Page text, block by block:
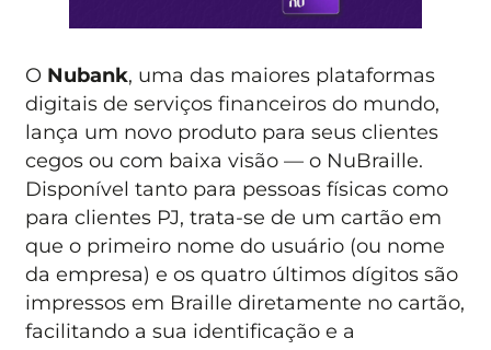
O Nubank, uma das maiores plataformas
digitais de serviços financeiros do mundo,
lança um novo produto para seus clientes
cegos ou com baixa visão — o NuBraille.
Disponível tanto para pessoas físicas como
para clientes PJ, trata-se de um cartão em
que o primeiro nome do usuário (ou nome
da empresa) e os quatro últimos dígitos são
impressos em Braille diretamente no cartão,
facilitando a sua identificação e a